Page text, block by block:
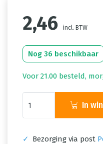
2,46 incl. BTW
Nog 36 beschikbaar
Voor 21.00 besteld,
In
✓ Bezorging via post